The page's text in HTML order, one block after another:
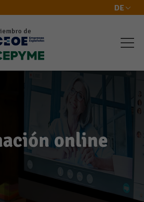
DE
de
online